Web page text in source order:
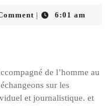
6:01 am
de l’homme au
sur les
et journalistique. et